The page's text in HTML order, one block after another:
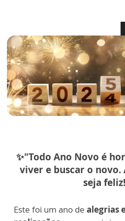
✨"Todo Ano Novo é
viver e buscar o novo.
seja
Este foi um ano de alegrias